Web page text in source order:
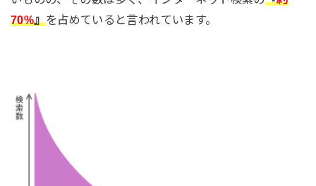
70%』を占めていると言われています。